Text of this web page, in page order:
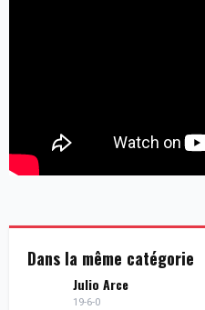
Dans la même catégorie
Julio Arce
19-6-0